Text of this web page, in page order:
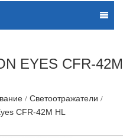
EYES CFR-42M
Светоотражатели
CFR-42M HL